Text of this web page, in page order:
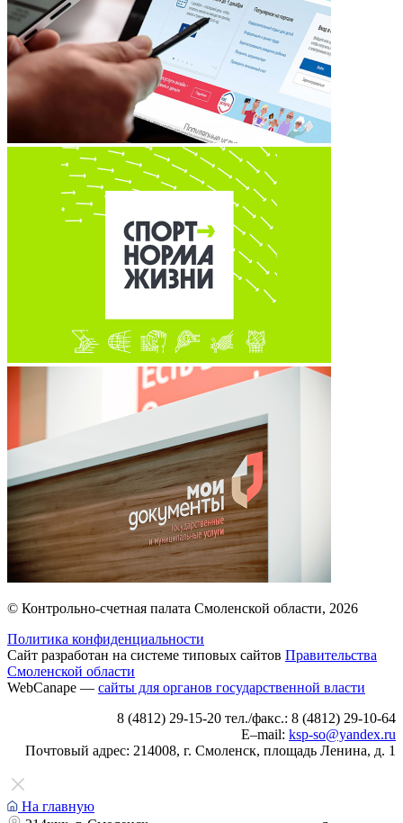
© Контрольно-счетная палата Смоленской области, 2026
Политика конфиденциальности
Сайт разработан на системе типовых сайтов Правительства
Смоленской области
WebCanape — сайты для органов государственной власти
8 (4812) 29-15-20 тел./факс.: 8 (4812) 29-10-64
E–mail: ksp-so@yandex.ru
Почтовый адрес: 214008, г. Смоленск, площадь Ленина, д. 1
На главную